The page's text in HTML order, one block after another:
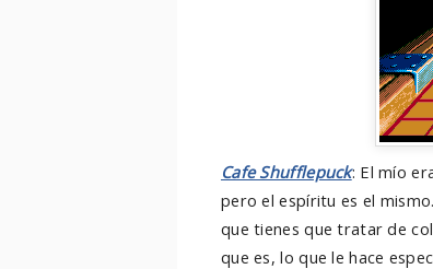
Cafe Shufflepuck: El mío
pero el espíritu es el
que tienes que tratar de
que es, lo que le hace